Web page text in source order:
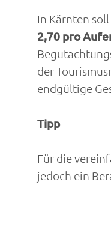
In Kärnten
2,70 pro
der
endgültige
Tipp
Für die
jedoch ein